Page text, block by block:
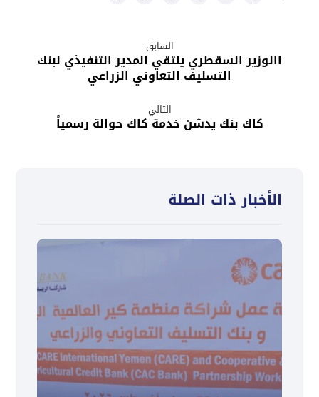
السابق
االوزير السقطري يلتقي المدير التنفيذي لبنك
التسليف التعاوني الزراعي
التالي
كاك بنك يدشن خدمة كاك حوالة رسمياً
الأخبار ذات الصلة